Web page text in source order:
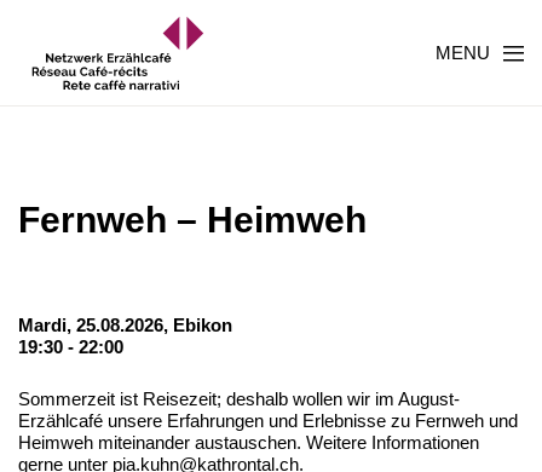
MENU
Fernweh – Heimweh
Mardi, 25.08.2026, Ebikon
19:30 - 22:00
Sommerzeit ist Reisezeit; deshalb wollen wir im August-
Erzählcafé unsere Erfahrungen und Erlebnisse zu Fernweh und
Heimweh miteinander austauschen. Weitere Informationen
gerne unter pia.kuhn@kathrontal.ch.